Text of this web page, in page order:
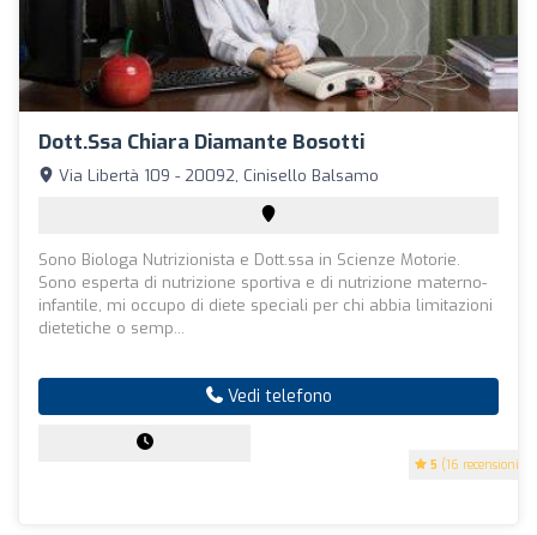
Dott.ssa Chiara Diamante Bosotti
5 (16 recensioni)
Via Libertà 109 - 20092, Cinisello Balsamo
Sono Biologa Nutrizionista e Dott.ssa in Scienze Motorie.
Sono esperta di nutrizione sportiva e di nutrizione materno-
infantile, mi occupo di diete speciali per chi abbia limitazioni
dietetiche o semp...
Vedi telefono